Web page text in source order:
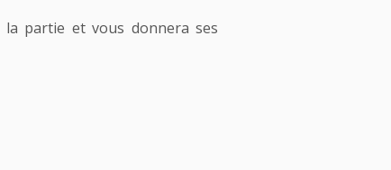
la partie et vous donnera ses